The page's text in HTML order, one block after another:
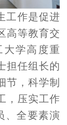
工作是促进
高等教育交
学高度重
担任组长的
节，科学制
，压实工作
、全要素演